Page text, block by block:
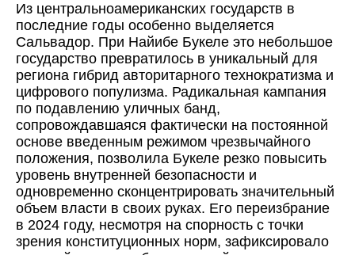
Из центральноамериканских государств в
последние годы особенно выделяется
Сальвадор. При Найибе Букеле это небольшое
государство превратилось в уникальный для
региона гибрид авторитарного технократизма и
цифрового популизма. Радикальная кампания
по подавлению уличных банд,
сопровождавшаяся фактически на постоянной
основе введенным режимом чрезвычайного
положения, позволила Букеле резко повысить
уровень внутренней безопасности и
одновременно сконцентрировать значительный
объем власти в своих руках. Его переизбрание
в 2024 году, несмотря на спорность с точки
зрения конституционных норм, зафиксировало